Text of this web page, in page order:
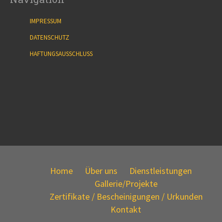
IMPRESSUM
DATENSCHUTZ
HAFTUNGSAUSSCHLUSS
Home Über uns
Dienstleistungen
Gallerie/Projekte
Zertifikate / Bescheinigungen / Urkunden
Kontakt